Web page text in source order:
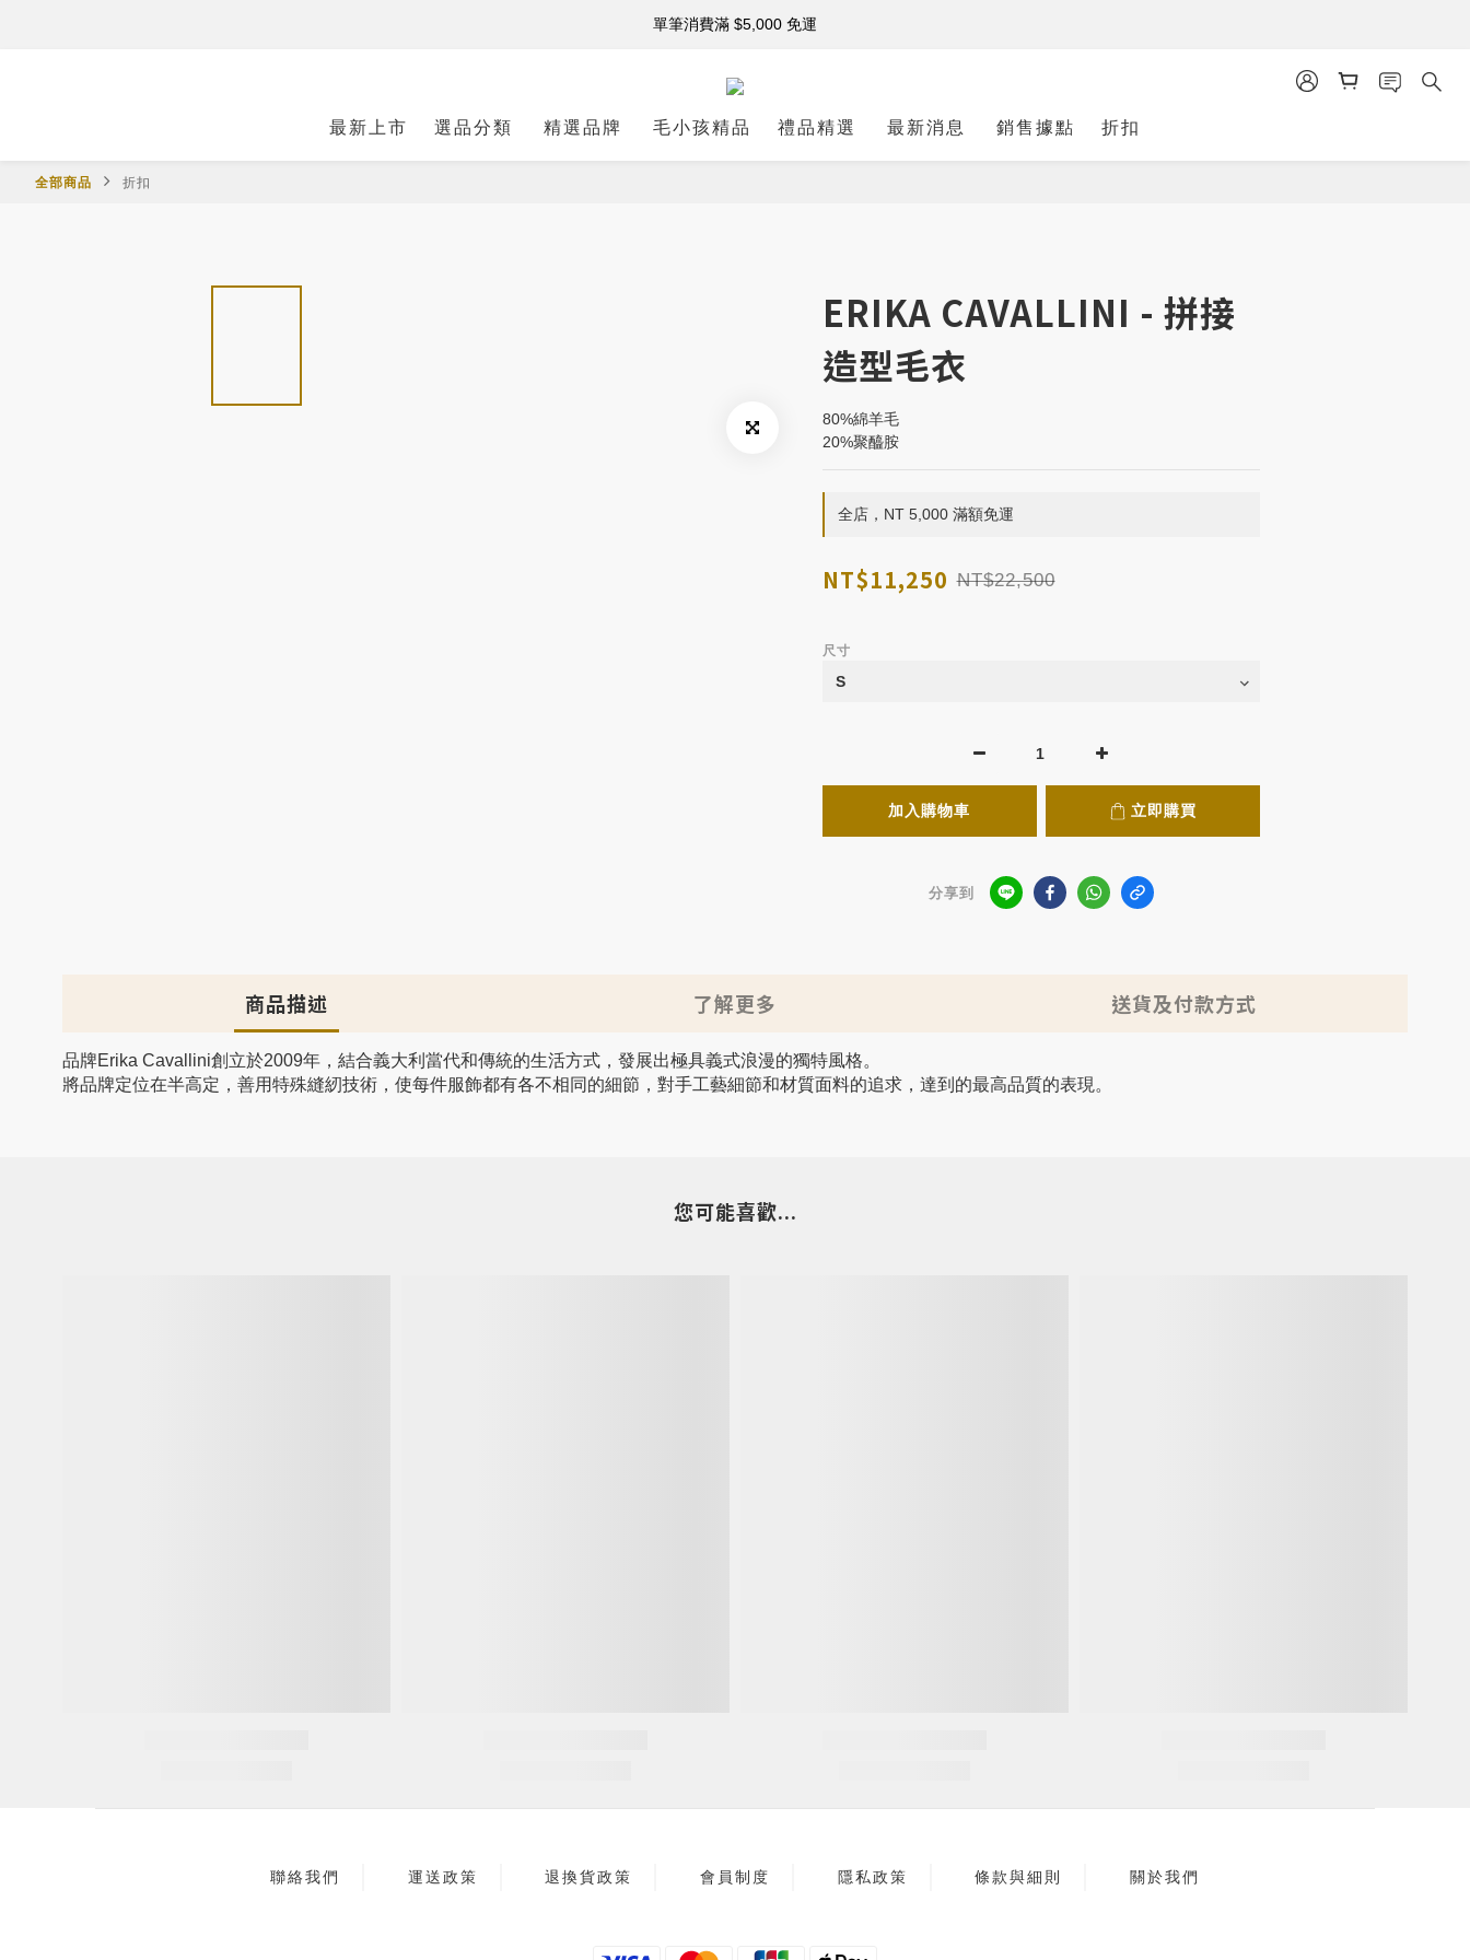
註冊新會員 享購物金$500！
單筆消費滿 $5,000 免運
最新上市 選品分類 精選品牌 毛小孩精品 禮品精選 最新消息 銷售據點 折扣
全部商品 折扣
ERIKA CAVALLINI - 拼接
造型毛衣
80%綿羊毛
20%聚醯胺
全店，NT 5,000 滿額免運
NT$11,250 NT$22,500
尺寸
加入購物車 立即購買
分享到
商品描述 了解更多 送貨及付款方式
品牌Erika Cavallini創立於2009年，結合義大利當代和傳統的生活方式，發展出極具義式浪漫的獨特風格。
將品牌定位在半高定，善用特殊縫紉技術，使每件服飾都有各不相同的細節，對手工藝細節和材質面料的追求，達到的最高品質的表現。
您可能喜歡...
聯絡我們 運送政策 退換貨政策 會員制度 隱私政策 條款與細則 關於我們